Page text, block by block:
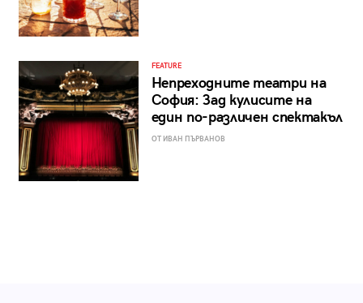
FEATURE
Непреходните театри на
София: Зад кулисите на
един по-различен спектакъл
ОТ ИВАН ПЪРВАНОВ